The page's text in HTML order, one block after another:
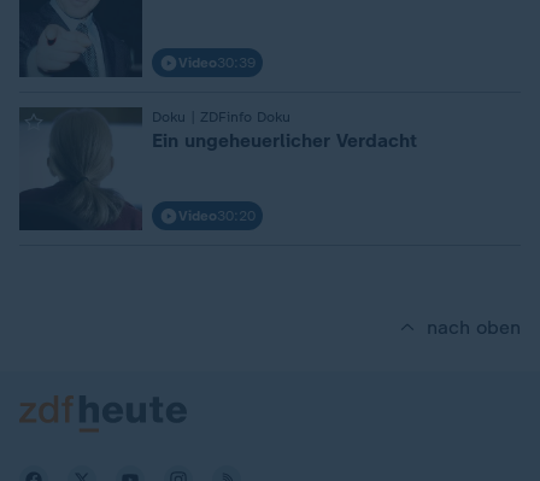
Video30:39
Doku | ZDFinfo Doku
: Ein ungeheuerlicher Verdacht
Video30:20
nach oben